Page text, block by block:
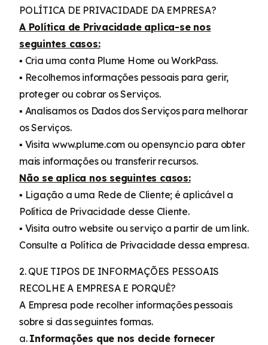
POLÍTICA DE PRIVACIDADE DA EMPRESA?
A Política de Privacidade aplica-se nos
seguintes casos:
▪ Cria uma conta Plume Home ou WorkPass.
▪ Recolhemos informações pessoais para gerir,
proteger ou cobrar os Serviços.
▪ Analisamos os Dados dos Serviços para melhorar
os Serviços.
▪ Visita www.plume.com ou opensync.io para obter
mais informações ou transferir recursos.
Não se aplica nos seguintes casos:
▪ Ligação a uma Rede de Cliente; é aplicável a
Política de Privacidade desse Cliente.
▪ Visita outro website ou serviço a partir de um link.
Consulte a Política de Privacidade dessa empresa.
2. QUE TIPOS DE INFORMAÇÕES PESSOAIS
RECOLHE A EMPRESA E PORQUÊ?
A Empresa pode recolher informações pessoais
sobre si das seguintes formas.
a. Informações que nos decide fornecer